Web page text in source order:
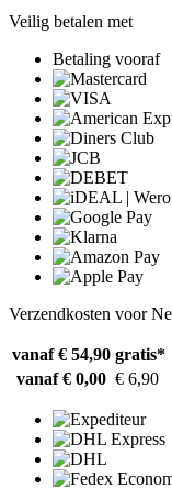
Veilig betalen met
Betaling vooraf
Verzendkosten voor
vanaf € 54,90 gratis*
vanaf € 0,00 € 6,90